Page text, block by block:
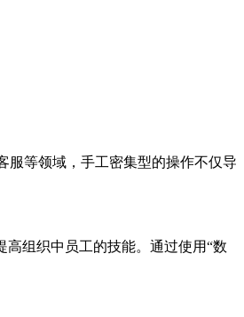
服等领域，手工密集型的操作不仅导
组织中员工的技能。通过使用“数